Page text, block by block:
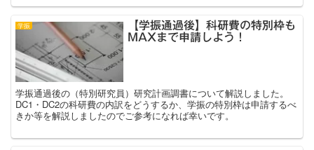
学振
【学振通過後】科研費の特別枠も
MAXまで申請しよう！
学振通過後の（特別研究員）研究計画調書について解説しました。
DC1・DC2の科研費の内訳をどうするか、学振の特別枠は申請するべ
きか等を解説しましたのでご参考になれば幸いです。